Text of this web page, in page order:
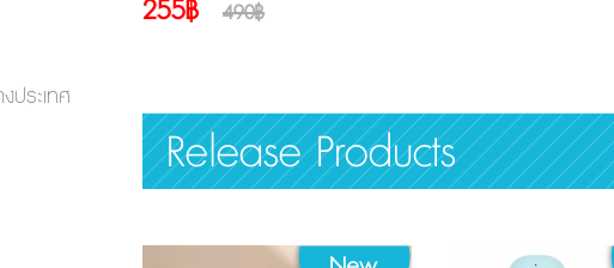
ประเทศ
255฿ 490฿
Release Products